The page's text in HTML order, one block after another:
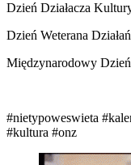
Dzień Działacza
Dzień Weterana
Międzynarodowy
#nietypoweswieta
#kultura #onz